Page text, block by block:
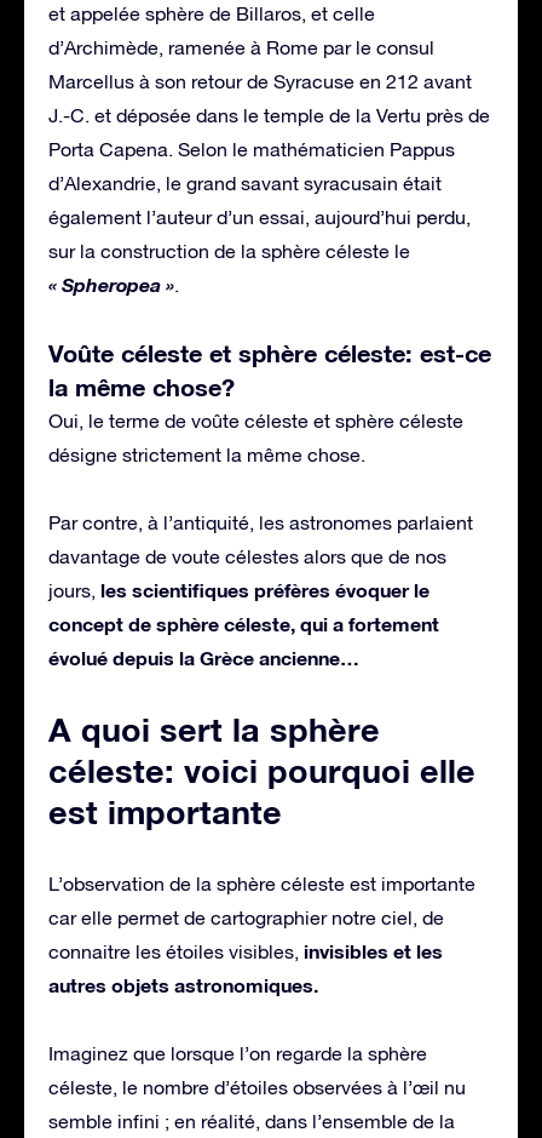
et appelée sphère de Billaros, et celle
d’Archimède, ramenée à Rome par le consul
Marcellus à son retour de Syracuse en 212 avant
J.-C. et déposée dans le temple de la Vertu près de
Porta Capena. Selon le mathématicien Pappus
d’Alexandrie, le grand savant syracusain était
également l’auteur d’un essai, aujourd’hui perdu,
sur la construction de la sphère céleste le
« Spheropea ».
Voûte céleste et sphère céleste: est-ce
la même chose?
Oui, le terme de voûte céleste et sphère céleste
désigne strictement la même chose.
Par contre, à l’antiquité, les astronomes parlaient
davantage de voute célestes alors que de nos
jours, les scientifiques préfères évoquer le
concept de sphère céleste, qui a fortement
évolué depuis la Grèce ancienne…
A quoi sert la sphère
céleste: voici pourquoi elle
est importante
L’observation de la sphère céleste est importante
car elle permet de cartographier notre ciel, de
connaitre les étoiles visibles, invisibles et les
autres objets astronomiques.
Imaginez que lorsque l’on regarde la sphère
céleste, le nombre d’étoiles observées à l’œil nu
semble infini ; en réalité, dans l’ensemble de la